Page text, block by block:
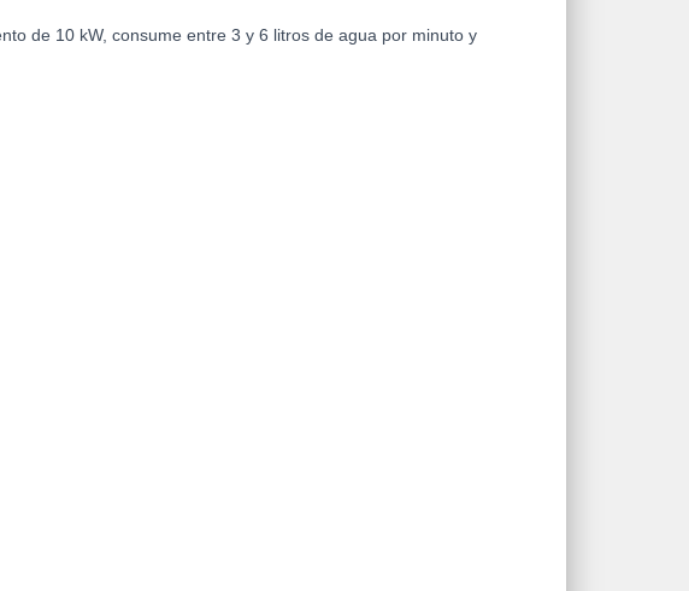
de 10 kW, consume entre 3 y 6 litros de agua por minuto y